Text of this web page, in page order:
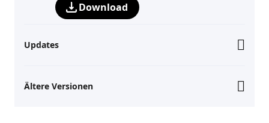
Download
Updates
Ältere Versionen